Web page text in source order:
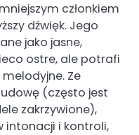
członkiem
dźwięk. Jego
jako jasne,
ostre, ale potrafi
Ze
(często jest
zakrzywione),
intonacji i kontroli,